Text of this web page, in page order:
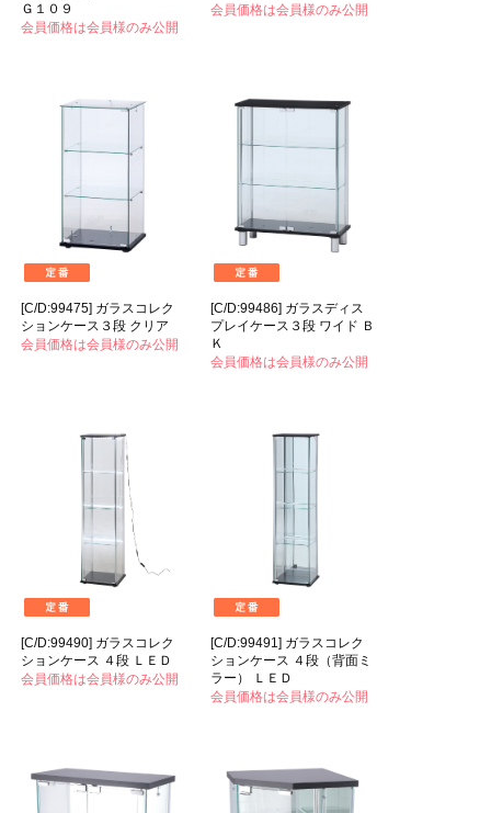
Ｇ１０９
会員価格は会員様のみ公開
会員価格は会員様のみ公開
[C/D:99475] ガラスコレク
ションケース３段 クリア
会員価格は会員様のみ公開
[C/D:99486] ガラスディス
プレイケース３段 ワイド Ｂ
Ｋ
会員価格は会員様のみ公開
[C/D:99490] ガラスコレク
ションケース ４段 ＬＥＤ
会員価格は会員様のみ公開
[C/D:99491] ガラスコレク
ションケース ４段（背面ミ
ラー） ＬＥＤ
会員価格は会員様のみ公開